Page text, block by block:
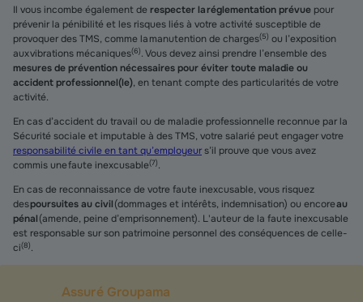
Il vous incombe également derespecter la réglementation prévue pour
prévenir la pénibilité et les risques liés à votre activité susceptible de
provoquer des TMS, comme la manutention de charges(5) ou l’exposition
aux vibrations mécaniques(6). Vous devez ainsi prendre l’ensemble des
mesures de prévention nécessaires pour éviter toute maladie ou
accident professionnel(le), en tenant compte des particularités de votre
activité.
En cas d’accident du travail ou de maladie professionnelle reconnue par la
Sécurité sociale et imputable à des TMS, votre salarié peut engager votre
responsabilité civile en tant qu’employeurs’il prouve que vous avez
commis une faute inexcusable(7).
En cas de reconnaissance de votre faute inexcusable, vous risquez
despoursuites au civil(dommages et intérêts, indemnisation) ou encoreau
pénal(amende, peine d’emprisonnement). L'auteur de la faute inexcusable
est responsable sur son patrimoine personnel des conséquences de celle-
ci(8).
Assuré Groupama